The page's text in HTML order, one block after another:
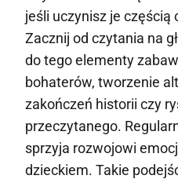
jeśli uczynisz je częścią
Zacznij od czytania na
do tego elementy
bohaterów, tworzenie
zakończeń historii czy
przeczytanego.
sprzyja rozwojowi
dzieckiem. Takie